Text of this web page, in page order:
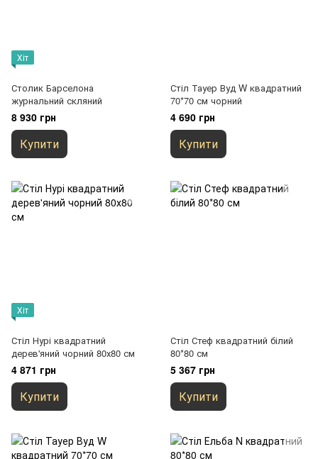
Хіт
Столик Барселона
журнальний скляний
8 930 грн
Купити
Стіл Тауер Вуд W квадратний
70*70 см чорний
4 690 грн
Купити
Хіт
Стіл Нурі квадратний
дерев'яний чорний 80х80 см
4 871 грн
Купити
Стіл Стеф квадратний білий
80*80 см
5 367 грн
Купити